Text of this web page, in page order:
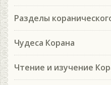
Разделы
Чудеса Корана
Чтение и изучение